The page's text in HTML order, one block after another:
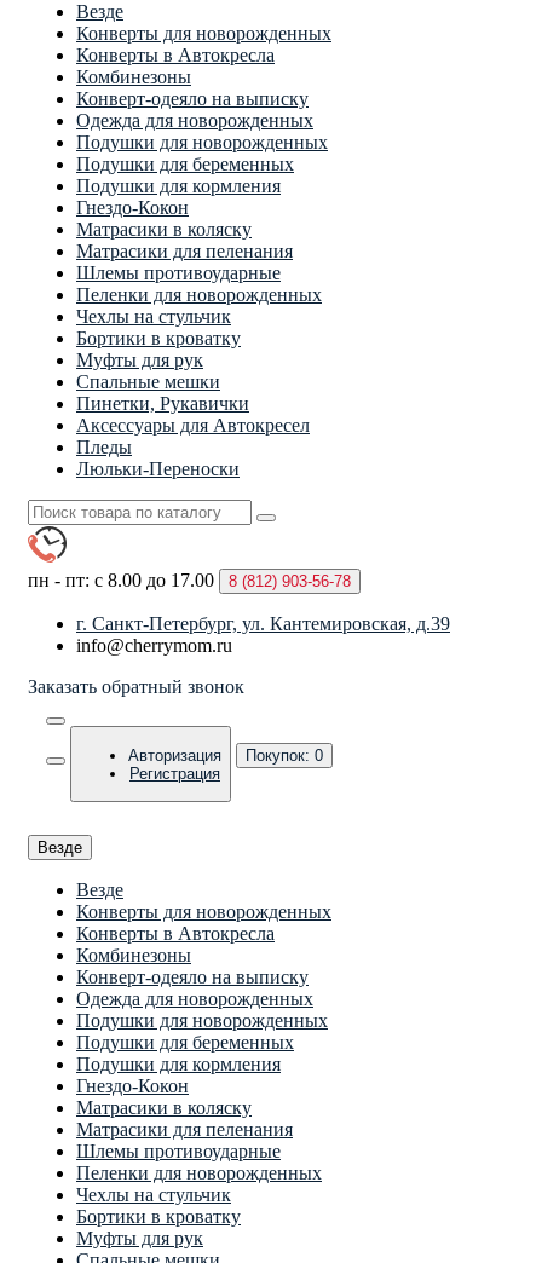
Везде
Конверты для новорожденных
Конверты в Автокресла
Комбинезоны
Конверт-одеяло на выписку
Одежда для новорожденных
Подушки для новорожденных
Подушки для беременных
Подушки для кормления
Гнездо-Кокон
Матрасики в коляску
Матрасики для пеленания
Шлемы противоударные
Пеленки для новорожденных
Чехлы на стульчик
Бортики в кроватку
Муфты для рук
Спальные мешки
Пинетки, Рукавички
Аксессуары для Автокресел
Пледы
Люльки-Переноски
пн - пт: с 8.00 до 17.00 8 (812) 903-56-78
г. Санкт-Петербург, ул. Кантемировская, д.39
info@cherrymom.ru
Заказать обратный звонок
Авторизация
Регистрация
Покупок: 0
Везде
Везде
Конверты для новорожденных
Конверты в Автокресла
Комбинезоны
Конверт-одеяло на выписку
Одежда для новорожденных
Подушки для новорожденных
Подушки для беременных
Подушки для кормления
Гнездо-Кокон
Матрасики в коляску
Матрасики для пеленания
Шлемы противоударные
Пеленки для новорожденных
Чехлы на стульчик
Бортики в кроватку
Муфты для рук